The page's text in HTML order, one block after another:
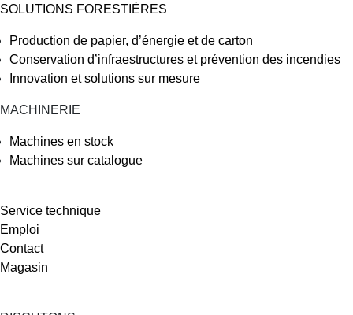
SOLUTIONS FORESTIÈRES
Production de papier, d’énergie et de carton
Conservation d’infraestructures et prévention des incendies
Innovation et solutions sur mesure
MACHINERIE
Machines en stock
Machines sur catalogue
Service technique
Emploi
Contact
Magasin